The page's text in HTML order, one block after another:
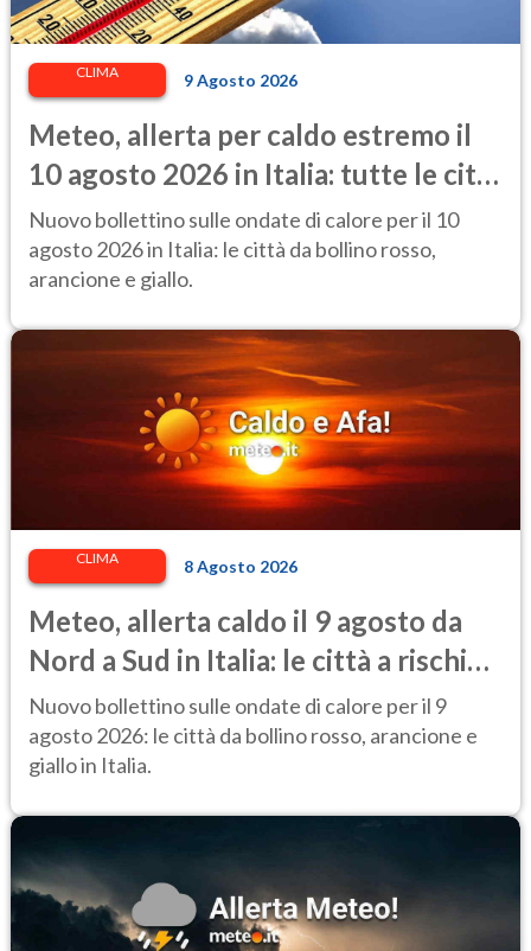
CLIMA 9 Agosto 2026
Meteo, allerta per caldo estremo il
10 agosto 2026 in Italia: tutte le città
a rischio
Nuovo bollettino sulle ondate di calore per il 10
agosto 2026 in Italia: le città da bollino rosso,
arancione e giallo.
CLIMA 8 Agosto 2026
Meteo, allerta caldo il 9 agosto da
Nord a Sud in Italia: le città a rischio
per il Ministero della Salute
Nuovo bollettino sulle ondate di calore per il 9
agosto 2026: le città da bollino rosso, arancione e
giallo in Italia.